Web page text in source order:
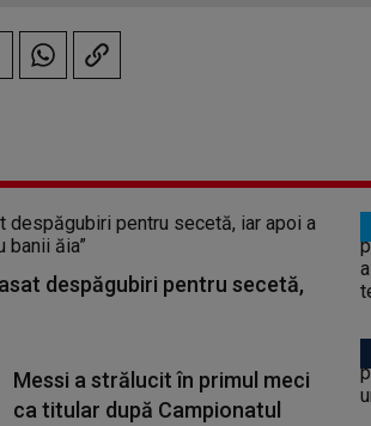
despăgubiri pentru secetă,
Messi a strălucit în primul meci
ca titular după Campionatul